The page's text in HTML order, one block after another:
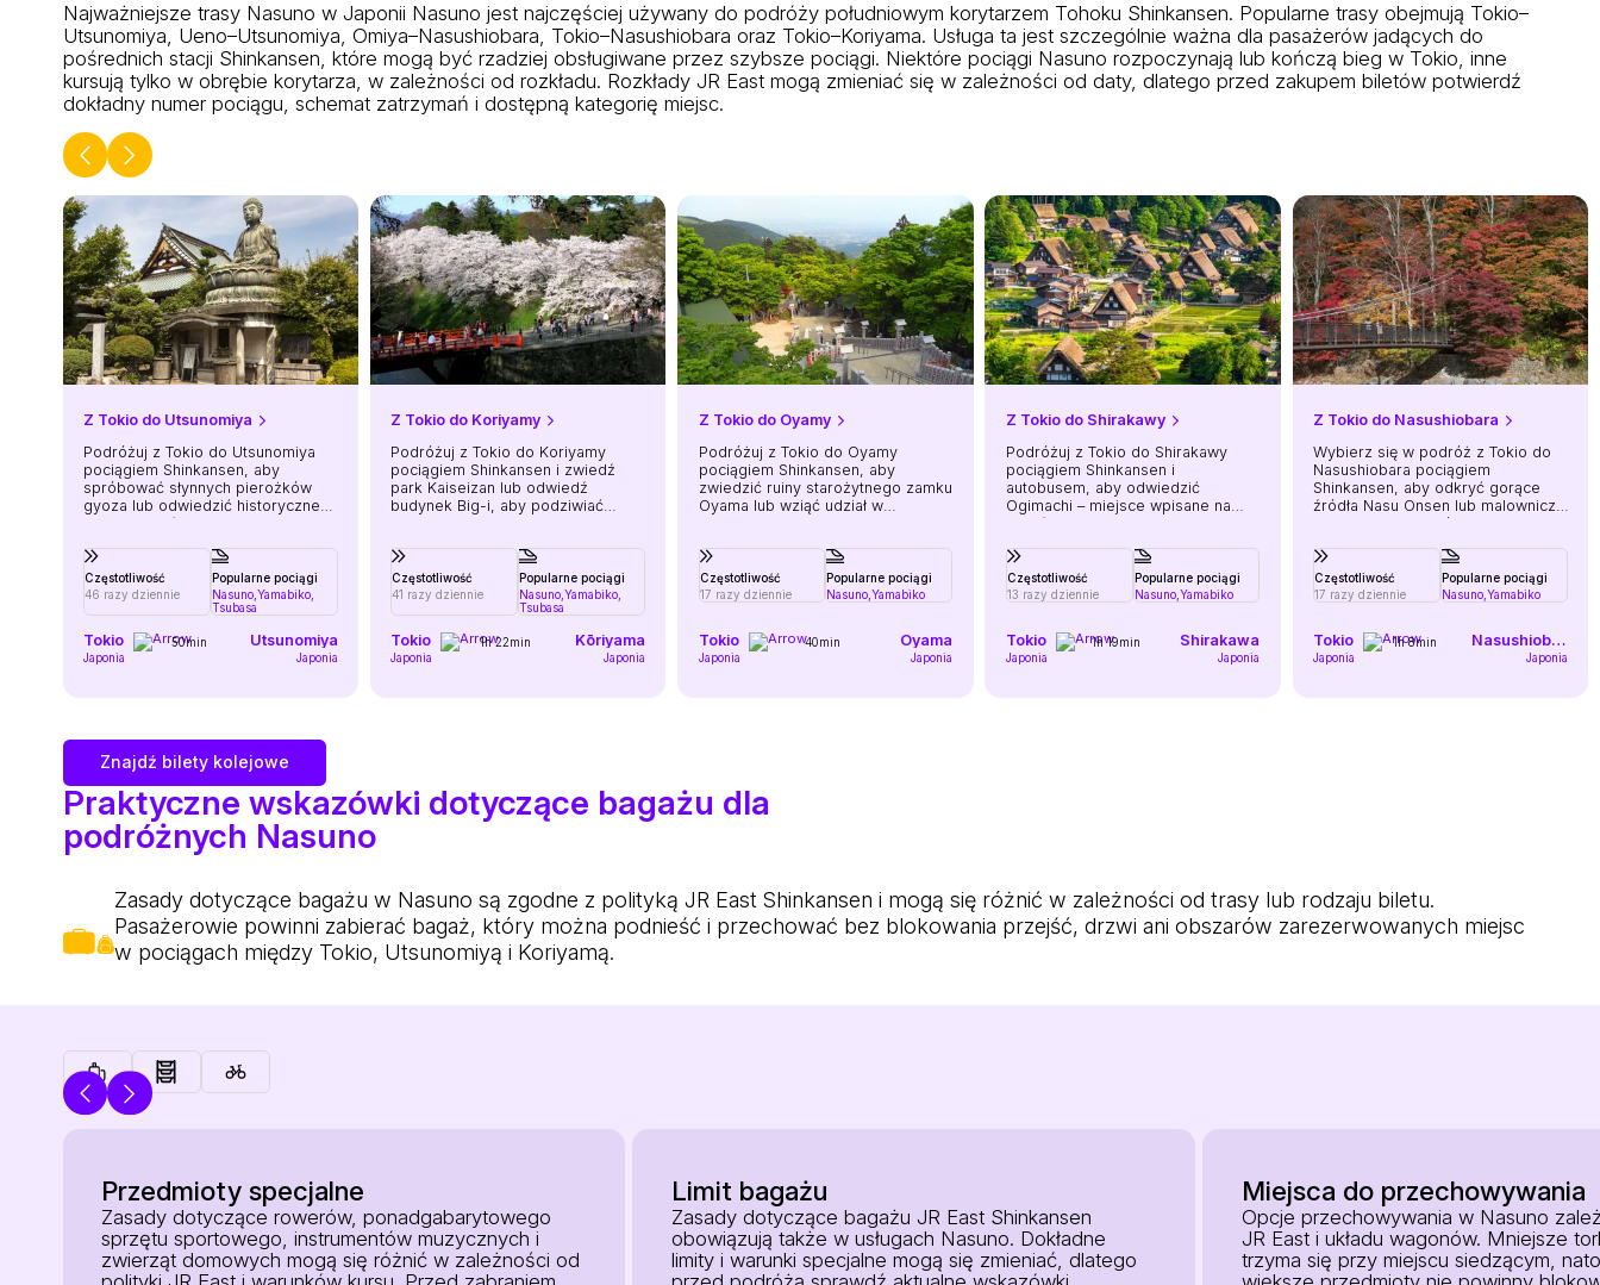
Najważniejsze trasy Nasuno w Japonii Nasuno jest najczęściej używany do podróży południowym korytarzem Tohoku Shinkansen. Popularne trasy obejmują Tokio–
Utsunomiya, Ueno–Utsunomiya, Omiya–Nasushiobara, Tokio–Nasushiobara oraz Tokio–Koriyama. Usługa ta jest szczególnie ważna dla pasażerów jadących do
pośrednich stacji Shinkansen, które mogą być rzadziej obsługiwane przez szybsze pociągi. Niektóre pociągi Nasuno rozpoczynają lub kończą bieg w Tokio, inne
kursują tylko w obrębie korytarza, w zależności od rozkładu. Rozkłady JR East mogą zmieniać się w zależności od daty, dlatego przed zakupem biletów potwierdź
dokładny numer pociągu, schemat zatrzymań i dostępną kategorię miejsc.
Z Tokio do Utsunomiya
Podróżuj z Tokio do Utsunomiya
pociągiem Shinkansen, aby
spróbować słynnych pierożków
gyoza lub odwiedzić historyczne
sanktuaria i świątynie w pobliskim
Częstotliwość
46 razy dziennie
Popularne pociągi
Nasuno, Yamabiko,
Tsubasa
Tokio
Japonia
50min Utsunomiya
Japonia
Z Tokio do Koriyamy
Podróżuj z Tokio do Koriyamy
pociągiem Shinkansen i zwiedź
park Kaiseizan lub odwiedź
budynek Big-i, aby podziwiać
Częstotliwość
41 razy dziennie
Popularne pociągi
Nasuno,Yamabiko,
Tsubasa
Tokio
Japonia
1h 22min Kōriyama
Japonia
Z Tokio do Oyamy
Podróżuj z Tokio do Oyamy
pociągiem Shinkansen, aby
zwiedzić ruiny starożytnego zamku
Oyama lub wziąć udział w
Częstotliwość
17 razy dziennie
Popularne pociągi
Nasuno,Yamabiko
Tokio
Japonia
40min Oyama
Japonia
Z Tokio do Shirakawy
Podróżuj z Tokio do Shirakawy
pociągiem Shinkansen i
autobusem, aby odwiedzić
Ogimachi – miejsce wpisane na
listę światowego dziedzictwa
domy gassho-zukkuri.
Częstotliwość
13 razy dziennie
Popularne pociągi
Nasuno, Yamabiko
Tokio
Japonia
1h 19min Shirakawa
Japonia
Z Tokio do Nasushiobara
Wybierz się w podróż z Tokio do
Nasushiobara pociągiem
Shinkansen, aby odkryć gorące
źródła Nasu Onsen lub malownicze
szlaki piesze na górze Nasu-dake.
Częstotliwość
17 razy dziennie
Popularne pociągi
Nasuno, Yamabiko
Tokio
Japonia
1h 8min Nasushiobara
Japonia
Znajdź bilety kolejowe
Praktyczne wskazówki dotyczące bagażu dla
podróżnych Nasuno
Zasady dotyczące bagażu w Nasuno są zgodne z polityką JR East Shinkansen i mogą się różnić w zależności od trasy lub rodzaju biletu.
Pasażerowie powinni zabierać bagaż, który można podnieść i przechować bez blokowania przejść, drzwi ani obszarów zarezerwowanych miejsc
w pociągach między Tokio, Utsunomiyą i Koriyamą.
Przedmioty specjalne
Zasady dotyczące rowerów, ponadgabarytowego
sprzętu sportowego, instrumentów muzycznych i
zwierząt domowych mogą się różnić w zależności od
Limit bagażu
Zasady dotyczące bagażu JR East Shinkansen
obowiązują także w usługach Nasuno. Dokładne
limity i warunki specjalne mogą się zmieniać, dlatego
Miejsca do przechowywania
Opcje przechowywania w Nasuno
JR East i układu wagonów. Mniejsze
trzyma się przy miejscu siedzącym,